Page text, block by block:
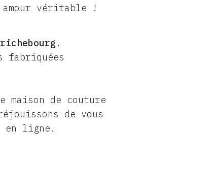
véritable !
.
fabriquées
maison de couture
de vous
en ligne.